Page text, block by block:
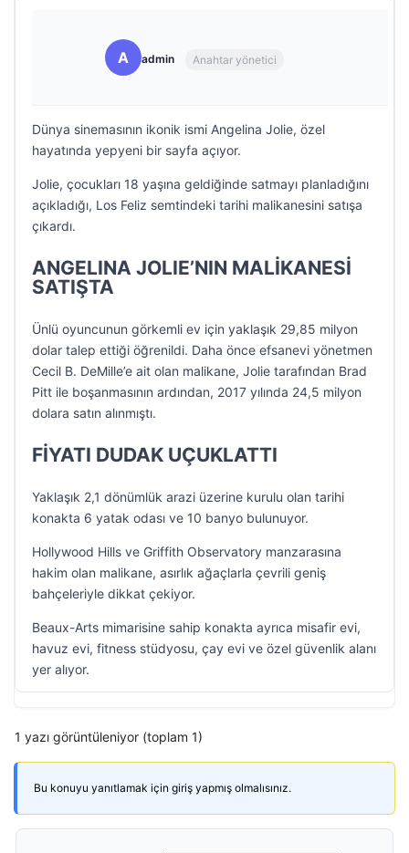
A admin Anahtar yönetici
Dünya sinemasının ikonik ismi Angelina Jolie, özel
hayatında yepyeni bir sayfa açıyor.
Jolie, çocukları 18 yaşına geldiğinde satmayı planladığını
açıkladığı, Los Feliz semtindeki tarihi malikanesini satışa
çıkardı.
ANGELINA JOLIE’NIN MALİKANESİ
SATIŞTA
Ünlü oyuncunun görkemli ev için yaklaşık 29,85 milyon
dolar talep ettiği öğrenildi. Daha önce efsanevi yönetmen
Cecil B. DeMille’e ait olan malikane, Jolie tarafından Brad
Pitt ile boşanmasının ardından, 2017 yılında 24,5 milyon
dolara satın alınmıştı.
FİYATI DUDAK UÇUKLATTI
Yaklaşık 2,1 dönümlük arazi üzerine kurulu olan tarihi
konakta 6 yatak odası ve 10 banyo bulunuyor.
Hollywood Hills ve Griffith Observatory manzarasına
hakim olan malikane, asırlık ağaçlarla çevrili geniş
bahçeleriyle dikkat çekiyor.
Beaux-Arts mimarisine sahip konakta ayrıca misafir evi,
havuz evi, fitness stüdyosu, çay evi ve özel güvenlik alanı
yer alıyor.
1 yazı görüntüleniyor (toplam 1)
Bu konuyu yanıtlamak için giriş yapmış olmalısınız.